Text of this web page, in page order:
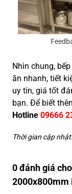
Nhìn chung,
ăn nhanh, tiết
uy tín, giá tốt
bạn. Để biết
Hotline 09666
Thời gian cập
0 đánh giá
2000x800mm